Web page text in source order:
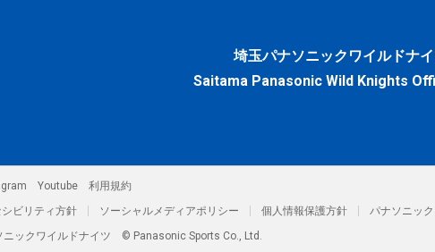
埼玉パナソニックワイルドナ
Saitama Panasonic Wild Knights
Youtube
利用規約
ビリティ方針 ソーシャルメディアポリシー 個人情報保護方針 パナソニッ
ックワイルドナイツ
© Panasonic Sports Co., Ltd.